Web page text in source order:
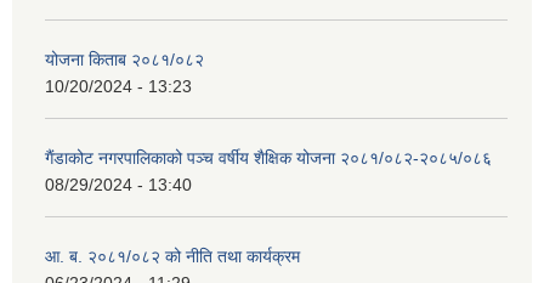
योजना किताब २०८१/०८२
10/20/2024 - 13:23
गैंडाकोट नगरपालिकाको पञ्च वर्षीय शैक्षिक योजना २०८१/०८२-२०८५/०८६
08/29/2024 - 13:40
आ. ब. २०८१/०८२ को नीति तथा कार्यक्रम